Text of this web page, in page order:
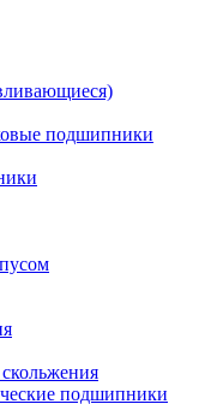
подшипники
подшипники